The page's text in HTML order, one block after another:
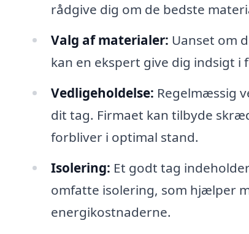
rådgive dig om de bedste
Valg af materialer: Uanset om
kan en ekspert give dig indsigt
Vedligeholdelse: Regelmæssig
dit tag. Firmaet kan tilbyde
forbliver i optimal stand.
Isolering: Et godt tag
omfatte isolering, som hjælper
energikostnaderne.